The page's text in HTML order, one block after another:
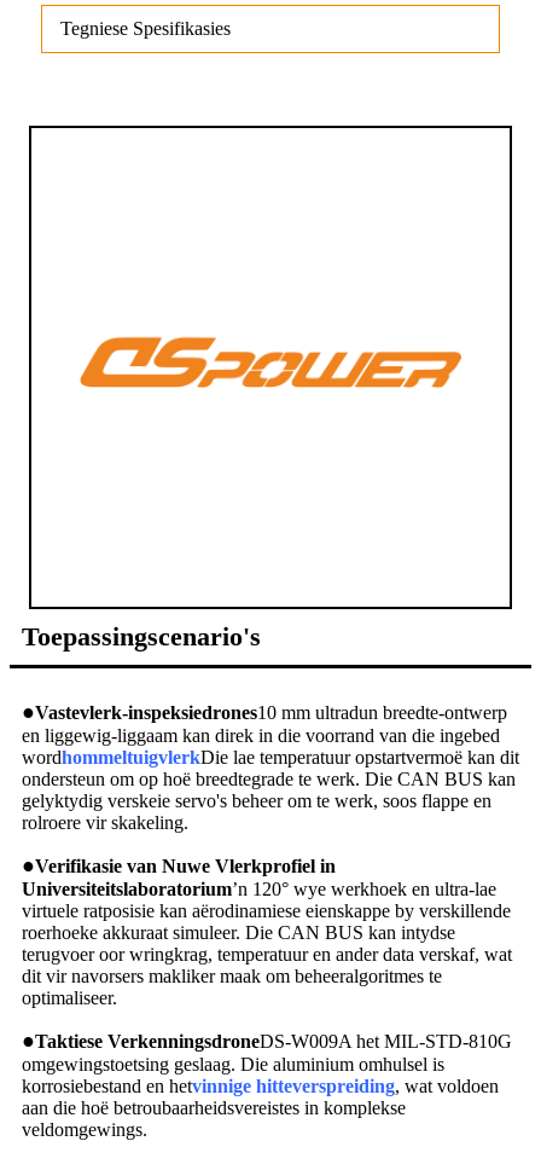
Tegniese Spesifikasies
Toepassingscenario's
●Vastevlerk-inspeksiedrones10 mm ultradun breedte-ontwerp
en liggewig-liggaam kan direk in die voorrand van die ingebed
wordhommeltuigvlerkDie lae temperatuur opstartvermoë kan dit
ondersteun om op hoë breedtegrade te werk. Die CAN BUS kan
gelyktydig verskeie servo's beheer om te werk, soos flappe en
rolroere vir skakeling.
●Verifikasie van Nuwe Vlerkprofiel in
Universiteitslaboratorium’n 120° wye werkhoek en ultra-lae
virtuele ratposisie kan aërodinamiese eienskappe by verskillende
roerhoeke akkuraat simuleer. Die CAN BUS kan intydse
terugvoer oor wringkrag, temperatuur en ander data verskaf, wat
dit vir navorsers makliker maak om beheeralgoritmes te
optimaliseer.
●Taktiese VerkenningsdroneDS-W009A het MIL-STD-810G
omgewingstoetsing geslaag. Die aluminium omhulsel is
korrosiebestand en hetvinnige hitteverspreiding, wat voldoen
aan die hoë betroubaarheidsvereistes in komplekse
veldomgewings.